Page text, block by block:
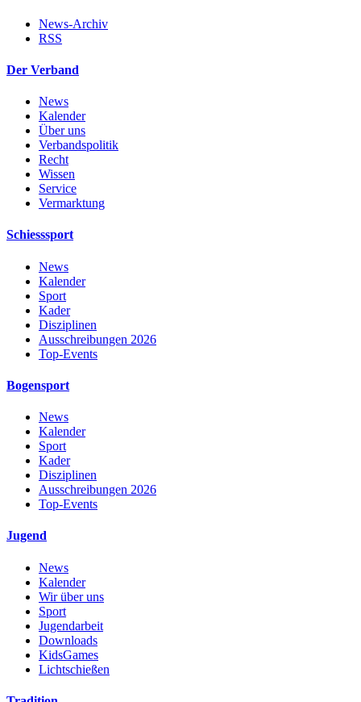
News-Archiv
RSS
Der Verband
News
Kalender
Über uns
Verbandspolitik
Recht
Wissen
Service
Vermarktung
Schiesssport
News
Kalender
Sport
Kader
Disziplinen
Ausschreibungen 2026
Top-Events
Bogensport
News
Kalender
Sport
Kader
Disziplinen
Ausschreibungen 2026
Top-Events
Jugend
News
Kalender
Wir über uns
Sport
Jugendarbeit
Downloads
KidsGames
Lichtschießen